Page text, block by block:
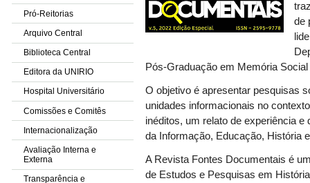
Pró-Reitorias
Arquivo Central
Biblioteca Central
Editora da UNIRIO
Hospital Universitário
Comissões e Comitês
Internacionalização
Avaliação Interna e
Externa
Transparência e
de
Pós-Graduação em Memória
O objetivo é apresentar pesquisas
unidades informacionais no
inéditos, um relato de experiência
da Informação, Educação, História
A Revista Fontes Documentais é
de Estudos e Pesquisas em